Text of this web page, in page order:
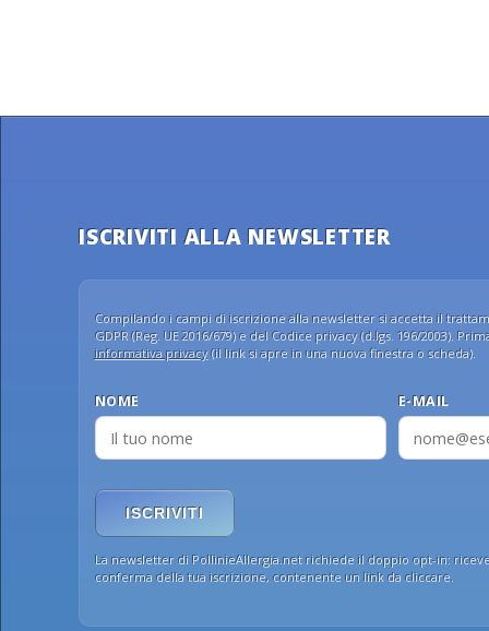
ISCRIVITI ALLA NEWSLETTER
Compilando i campi di iscrizione alla newsletter si accetta il
GDPR (Reg. UE 2016/679) e del Codice privacy (d.lgs. 196/2003).
informativa privacy(il link si apre in una nuova finestra o scheda).
NOME E-MAIL
ISCRIVITI
La newsletter di PollinieAllergia.net richiede il doppio opt-in:
conferma della tua iscrizione, contenente un link da cliccare.